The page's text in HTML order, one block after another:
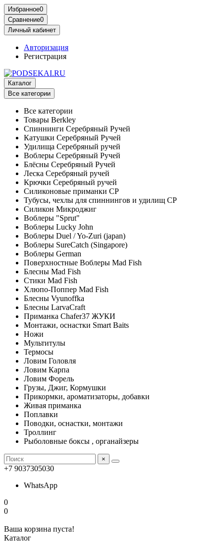
Избранное0
Сравнение0
Личный кабинет
Авторизация
Регистрация
Каталог
Все категории
Все категории
Товары Berkley
Спиннинги Серебряный Ручей
Катушки Серебряный Ручей
Удилища Серебряный ручей
Воблеры Серебряный Ручей
Блёсны Серебряный Ручей
Леска Серебряный ручей
Крючки Серебряный ручей
Силиконовые приманки СР
Тубусы, чехлы для спиннингов и удилищ СР
Силикон Микроджиг
Воблеры "Sprut"
Воблеры Lucky John
Воблеры Duel / Yo-Zuri (japan)
Воблеры SureCatch (Singapore)
Воблеры German
Поверхностные Воблеры Mad Fish
Блесны Mad Fish
Стики Mad Fish
Хлюпо-Поппер Mad Fish
Блесны Vyunoffka
Блесны LarvaCraft
Приманка Chafer37 ЖУКИ
Монтажи, оснастки Smart Baits
Ножи
Мультитулы
Термосы
Ловим Головля
Ловим Карпа
Ловим Форель
Грузы, Джиг, Кормушки
Прикормки, ароматизаторы, добавки
Живая приманка
Поплавки
Поводки, оснастки, монтажи
Троллинг
Рыболовные боксы , органайзеры
×
+7 9037305030
WhatsApp
0
0
Ваша корзина пуста!
Каталог